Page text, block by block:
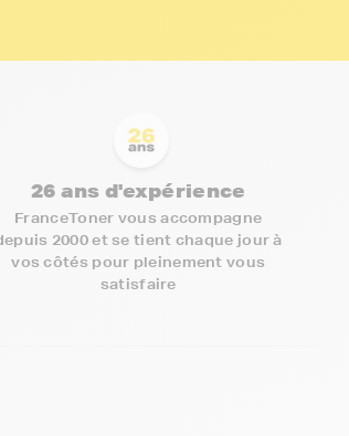
26 ans d'expérience
FranceToner vous accompagne
2000 et se tient chaque jour à
vos côtés pour pleinement vous
satisfaire